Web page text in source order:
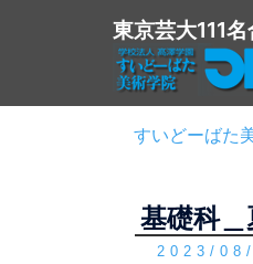
東京芸大111
すいどーばた
基礎科
2023/